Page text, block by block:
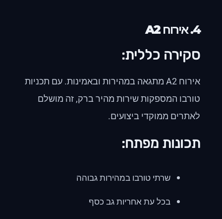
4. אירוח A2
סקירה כללית:
אירוח A2 מתגאה במהירות ובאמינות. עם תכניות
טורבו המספקות שירות מהיר ברק, זה מושלם
לאתרים ממוקדי ביצועים.
תכונות מפתח:
שרתי טורבו במהירות גבוהה
בכל עת אחריות גב כסף